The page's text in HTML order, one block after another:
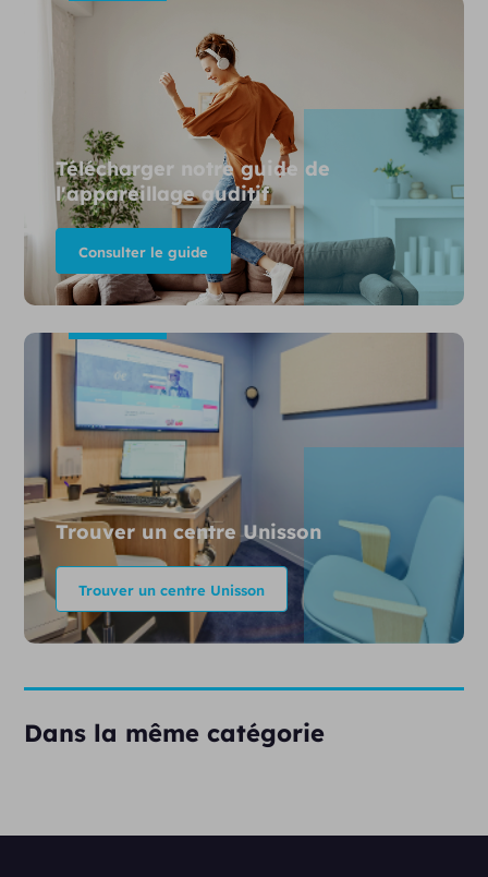
Télécharger notre guide de
l'appareillage auditif
Consulter le guide
Trouver un centre Unisson
Trouver un centre Unisson
Dans la même catégorie